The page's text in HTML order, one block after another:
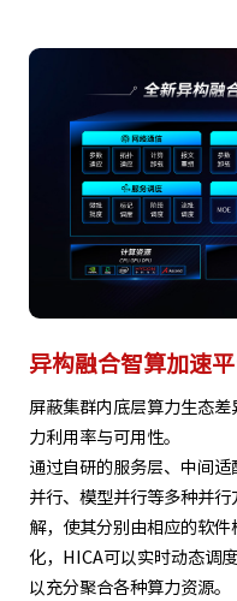
异构融合智算加速
屏蔽集群内底层算力生态
力利用率与可用性。
通过自研的服务层、中间
并行、模型并行等多种并
解，使其分别由相应的软
化，HICA可以实时动态调
以充分聚合各种算力资源。